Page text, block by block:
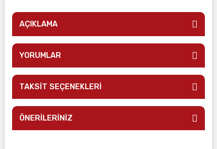
AÇIKLAMA
YORUMLAR
TAKSİT SEÇENEKLERİ
ÖNERİLERİNİZ